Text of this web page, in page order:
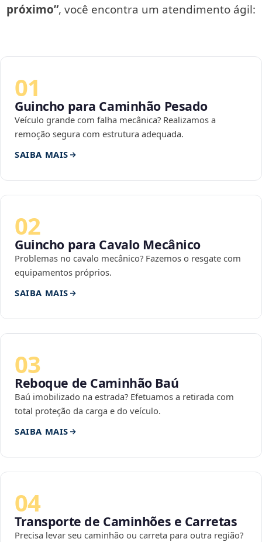
próximo”, você encontra um atendimento ágil:
01
Guincho para Caminhão Pesado
Veículo grande com falha mecânica? Realizamos a
remoção segura com estrutura adequada.
SAIBA MAIS
02
Guincho para Cavalo Mecânico
Problemas no cavalo mecânico? Fazemos o resgate com
equipamentos próprios.
SAIBA MAIS
03
Reboque de Caminhão Baú
Baú imobilizado na estrada? Efetuamos a retirada com
total proteção da carga e do veículo.
SAIBA MAIS
04
Transporte de Caminhões e Carretas
Precisa levar seu caminhão ou carreta para outra região?